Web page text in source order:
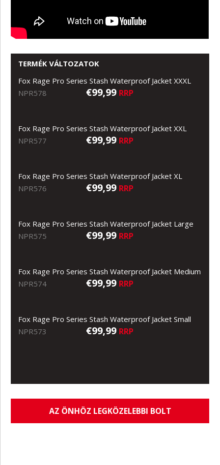
TERMÉK VÁLTOZATOK
Fox Rage Pro Series Stash Waterproof Jacket XXXL
NPR578
€99,99 RRP
Fox Rage Pro Series Stash Waterproof Jacket XXL
NPR577
€99,99 RRP
Fox Rage Pro Series Stash Waterproof Jacket XL
NPR576
€99,99 RRP
Fox Rage Pro Series Stash Waterproof Jacket Large
NPR575
€99,99 RRP
Fox Rage Pro Series Stash Waterproof Jacket Medium
NPR574
€99,99 RRP
Fox Rage Pro Series Stash Waterproof Jacket Small
NPR573
€99,99 RRP
AZ ÖNHÖZ LEGKÖZELEBBI BOLT